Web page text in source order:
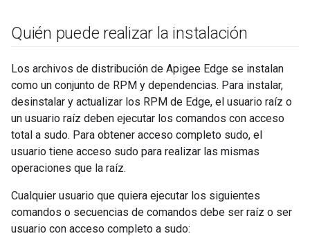
Quién puede realizar la instalación
Los archivos de distribución de Apigee Edge se instalan
como un conjunto de RPM y dependencias. Para instalar,
desinstalar y actualizar los RPM de Edge, el usuario raíz o
un usuario raíz deben ejecutar los comandos con acceso
total a sudo. Para obtener acceso completo sudo, el
usuario tiene acceso sudo para realizar las mismas
operaciones que la raíz.
Cualquier usuario que quiera ejecutar los siguientes
comandos o secuencias de comandos debe ser raíz o ser
usuario con acceso completo a sudo: